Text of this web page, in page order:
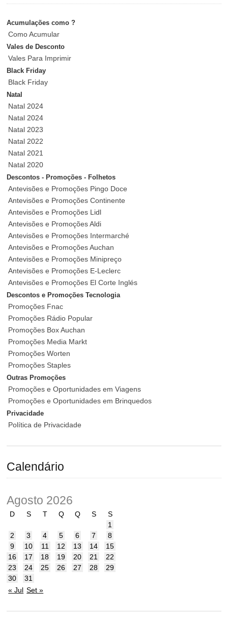
Acumulações como ?
Como Acumular
Vales de Desconto
Vales Para Imprimir
Black Friday
Black Friday
Natal
Natal 2024
Natal 2024
Natal 2023
Natal 2022
Natal 2021
Natal 2020
Descontos - Promoções - Folhetos
Antevisões e Promoções Pingo Doce
Antevisões e Promoções Continente
Antevisões e Promoções Lidl
Antevisões e Promoções Aldi
Antevisões e Promoções Intermarché
Antevisões e Promoções Auchan
Antevisões e Promoções Minipreço
Antevisões e Promoções E-Leclerc
Antevisões e Promoções El Corte Inglés
Descontos e Promoções Tecnologia
Promoções Fnac
Promoções Rádio Popular
Promoções Box Auchan
Promoções Media Markt
Promoções Worten
Promoções Staples
Outras Promoções
Promoções e Oportunidades em Viagens
Promoções e Oportunidades em Brinquedos
Privacidade
Política de Privacidade
Calendário
Agosto 2026
D S T Q Q S
S
1
2
3 4 5 6 7
8
9
10 11 12 13 14
15
16
17 18 19 20 21
22
23
24 25 26 27 28
29
30
31
« Jul Set »